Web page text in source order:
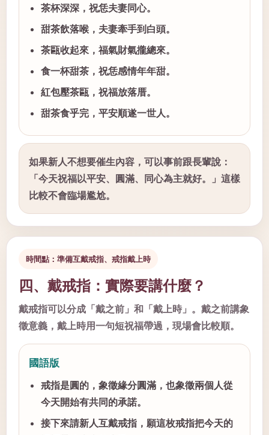
茶杯深深，祝恁夫妻同心。
甜茶飲落喉，夫妻牽手到白頭。
茶甌收起來，福氣財氣攏總來。
食一杯甜茶，祝恁感情年年甜。
紅包壓茶甌，祝福放落厝。
甜茶食乎完，平安順遂一世人。
如果新人不想要催生內容，可以事前跟長輩說：
「今天祝福以平安、圓滿、同心為主就好。」這樣
比較不會臨場尷尬。
時間點：準備互戴戒指、戒指戴上時
四、戴戒指：實際要講什麼？
戴戒指可以分成「戴之前」和「戴上時」。戴之前講象
徵意義，戴上時用一句短祝福帶過，現場會比較順。
國語版
戒指是圓的，象徵緣分圓滿，也象徵兩個人從
今天開始有共同的承諾。
接下來請新人互戴戒指，願這枚戒指把今天的